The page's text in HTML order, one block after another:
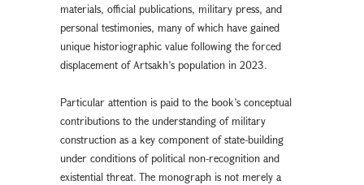
materials, official publications, military press, and
personal testimonies, many of which have gained
unique historiographic value following the forced
displacement of Artsakh’s population in 2023.
Particular attention is paid to the book’s conceptual
contributions to the understanding of military
construction as a key component of state-building
under conditions of political non-recognition and
existential threat. The monograph is not merely a